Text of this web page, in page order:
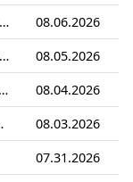
08.06.2026
08.05.2026
08.04.2026
08.03.2026
07.31.2026